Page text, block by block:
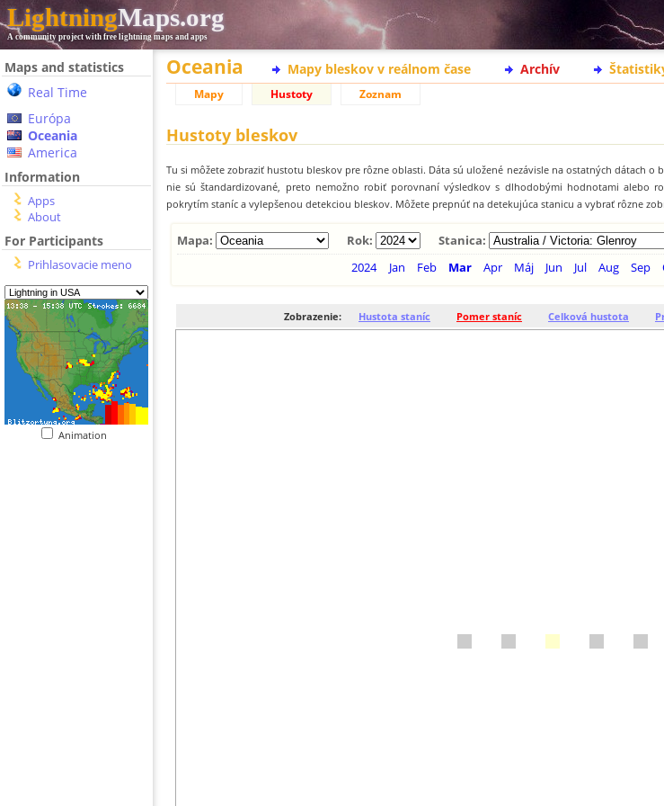
LightningMaps.org
A community project with free lightning maps and apps
Maps and statistics
Real Time
Európa
Oceania
America
Information
Apps
About
For Participants
Prihlasovacie meno
Animation
Oceania Mapy bleskov v reálnom čase Archív
Mapy Hustoty Zoznam
Hustoty bleskov
Tu si môžete zobraziť hustotu bleskov pre rôzne oblasti. Dáta sú uložené nezávisle na ostatných dátach o
nie sú štandardizované, preto nemožno robiť porovnaní výsledkov s dlhodobými hodnotami alebo
pokrytím staníc a vylepšenou detekciou bleskov. Môžete prepnúť na detekujúca stanicu a vybrať rôzne
Mapa: Rok:
Stanica:
2024
Jan Feb Mar Apr Máj Jun Jul Aug Sep
Zobrazenie: Hustota staníc Pomer staníc Celková hustota